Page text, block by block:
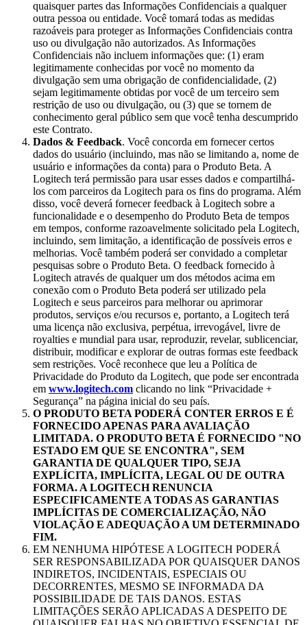
quaisquer partes das Informações Confidenciais a qualquer
outra pessoa ou entidade. Você tomará todas as medidas
razoáveis para proteger as Informações Confidenciais contra
uso ou divulgação não autorizados. As Informações
Confidenciais não incluem informações que: (1) eram
legitimamente conhecidas por você no momento da
divulgação sem uma obrigação de confidencialidade, (2)
sejam legitimamente obtidas por você de um terceiro sem
restrição de uso ou divulgação, ou (3) que se tornem de
conhecimento geral público sem que você tenha descumprido
este Contrato.
Dados & Feedback. Você concorda em fornecer certos
dados do usuário (incluindo, mas não se limitando a, nome de
usuário e informações da conta) para o Produto Beta. A
Logitech terá permissão para usar esses dados e compartilhá-
los com parceiros da Logitech para os fins do programa. Além
disso, você deverá fornecer feedback à Logitech sobre a
funcionalidade e o desempenho do Produto Beta de tempos
em tempos, conforme razoavelmente solicitado pela Logitech,
incluindo, sem limitação, a identificação de possíveis erros e
melhorias. Você também poderá ser convidado a completar
pesquisas sobre o Produto Beta. O feedback fornecido à
Logitech através de qualquer um dos métodos acima em
conexão com o Produto Beta poderá ser utilizado pela
Logitech e seus parceiros para melhorar ou aprimorar
produtos, serviços e/ou recursos e, portanto, a Logitech terá
uma licença não exclusiva, perpétua, irrevogável, livre de
royalties e mundial para usar, reproduzir, revelar, sublicenciar,
distribuir, modificar e explorar de outras formas este feedback
sem restrições. Você reconhece que leu a Política de
Privacidade do Produto da Logitech, que pode ser encontrada
em www.logitech.com clicando no link “Privacidade +
Segurança” na página inicial do seu país.
O PRODUTO BETA PODERÁ CONTER ERROS E É
FORNECIDO APENAS PARA AVALIAÇÃO
LIMITADA. O PRODUTO BETA É FORNECIDO "NO
ESTADO EM QUE SE ENCONTRA", SEM
GARANTIA DE QUALQUER TIPO, SEJA
EXPLÍCITA, IMPLÍCITA, LEGAL OU DE OUTRA
FORMA. A LOGITECH RENUNCIA
ESPECIFICAMENTE A TODAS AS GARANTIAS
IMPLÍCITAS DE COMERCIALIZAÇÃO, NÃO
VIOLAÇÃO E ADEQUAÇÃO A UM DETERMINADO
FIM.
EM NENHUMA HIPÓTESE A LOGITECH PODERÁ
SER RESPONSABILIZADA POR QUAISQUER DANOS
INDIRETOS, INCIDENTAIS, ESPECIAIS OU
DECORRENTES, MESMO SE INFORMADA DA
POSSIBILIDADE DE TAIS DANOS. ESTAS
LIMITAÇÕES SERÃO APLICADAS A DESPEITO DE